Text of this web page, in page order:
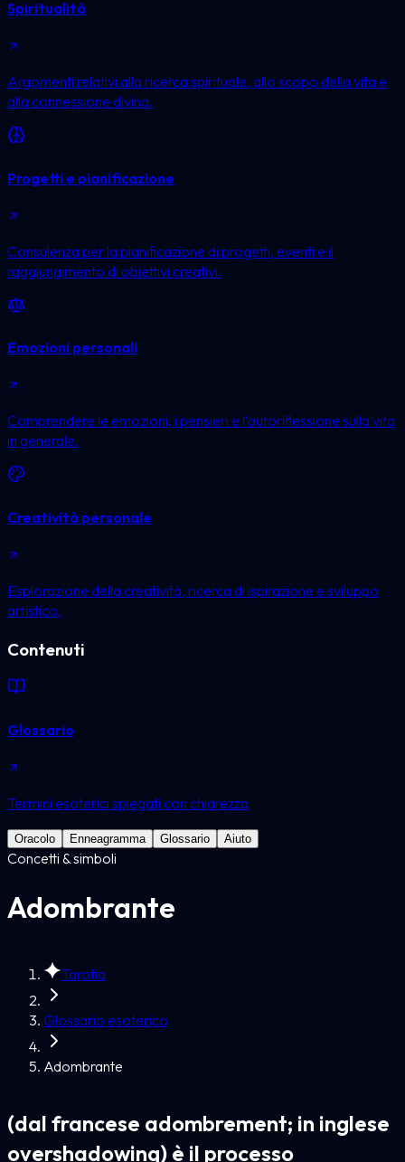
Spiritualità
Argomenti relativi alla ricerca spirituale, allo scopo della vita e
alla connessione divina.
Progetti e pianificazione
Consulenza per la pianificazione di progetti, eventi e il
raggiungimento di obiettivi creativi.
Emozioni personali
Comprendere le emozioni, i pensieri e l’autoriflessione sulla vita
in generale.
Creatività personale
Esplorazione della creatività, ricerca di ispirazione e sviluppo
artistico.
Contenuti
Glossario
Termini esoterici spiegati con chiarezza
Oracolo Enneagramma Glossario Aiuto
Concetti & simboli
Adombrante
Tarotia
Glossario esoterico
Adombrante
(dal francese adombrement; in inglese
overshadowing) è il processo